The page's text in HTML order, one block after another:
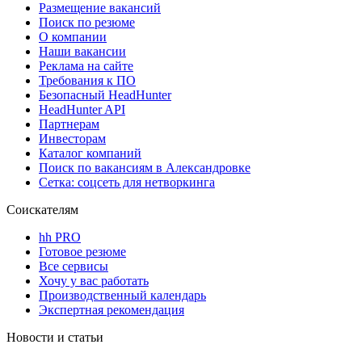
Размещение вакансий
Поиск по резюме
О компании
Наши вакансии
Реклама на сайте
Требования к ПО
Безопасный HeadHunter
HeadHunter API
Партнерам
Инвесторам
Каталог компаний
Поиск по вакансиям в Александровке
Сетка: соцсеть для нетворкинга
Соискателям
hh PRO
Готовое резюме
Все сервисы
Хочу у вас работать
Производственный календарь
Экспертная рекомендация
Новости и статьи